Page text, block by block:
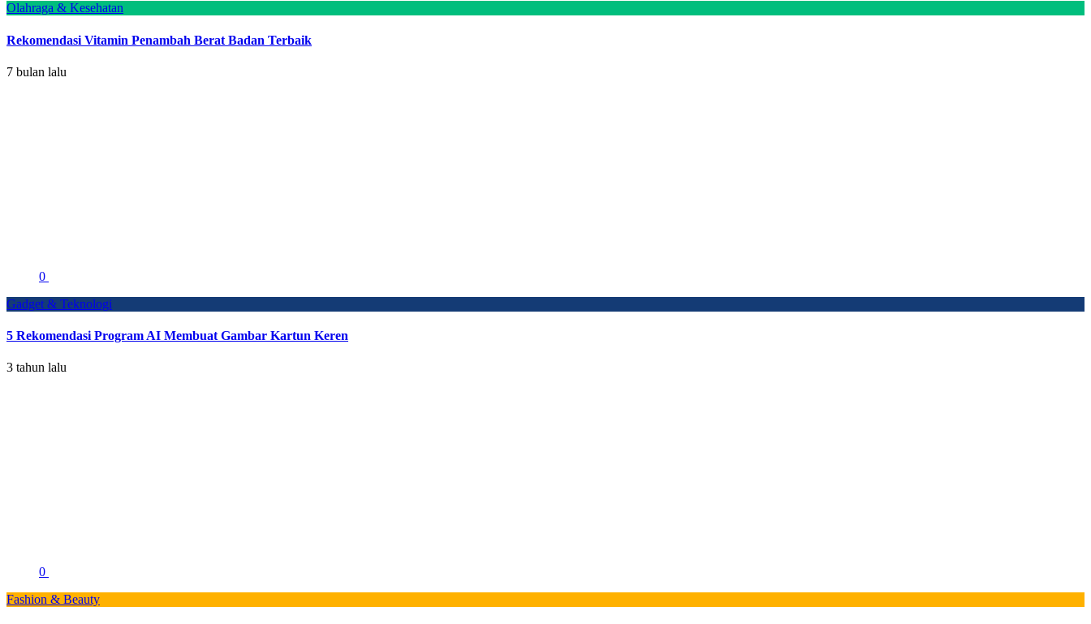
Olahraga & Kesehatan
Rekomendasi Vitamin Penambah Berat Badan Terbaik
7 bulan lalu
0
Gadget & Teknologi
5 Rekomendasi Program AI Membuat Gambar Kartun Keren
3 tahun lalu
0
Fashion & Beauty